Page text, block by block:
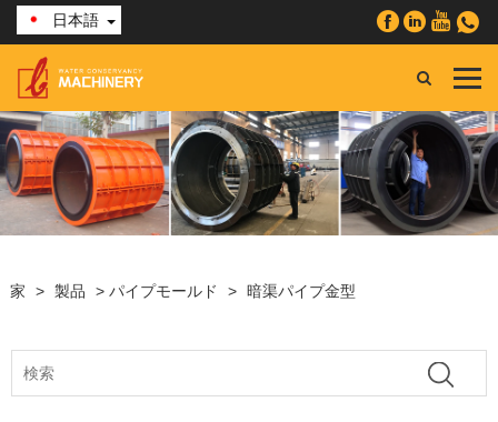
日本語
家 > 製品 > パイプモールド > 暗渠パイプ金型